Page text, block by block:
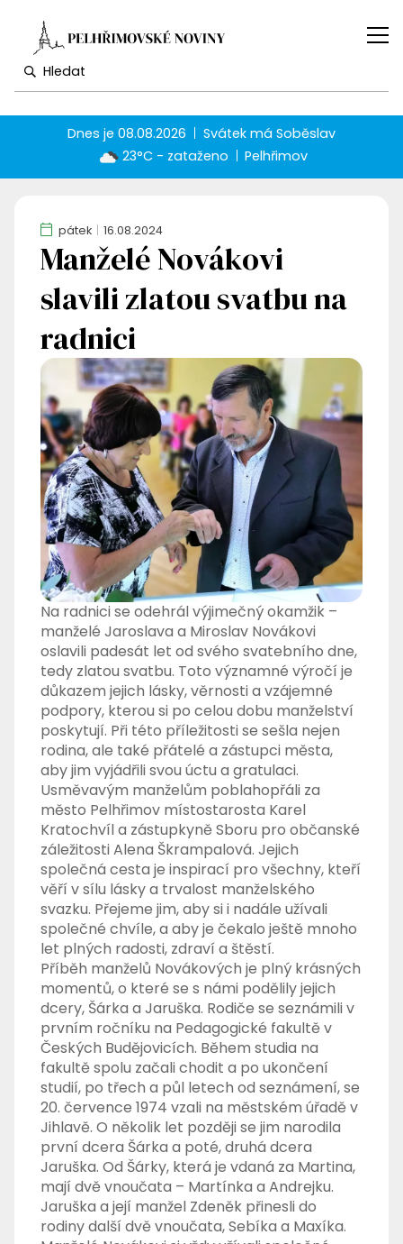
Dnes je08.08.2026 Svátek má Soběslav
23°C - zataženo
Pelhřimov
pátek 16.08.2024
Manželé Novákovi
slavili zlatou svatbu na
radnici
Na radnici se odehrál výjimečný okamžik –
manželé Jaroslava a Miroslav Novákovi
oslavili padesát let od svého svatebního dne,
tedy zlatou svatbu. Toto významné výročí je
důkazem jejich lásky, věrnosti a vzájemné
podpory, kterou si po celou dobu manželství
poskytují. Při této příležitosti se sešla nejen
rodina, ale také přátelé a zástupci města,
aby jim vyjádřili svou úctu a gratulaci.
Usměvavým manželům poblahopřáli za
město Pelhřimov místostarosta Karel
Kratochvíl a zástupkyně Sboru pro občanské
záležitosti Alena Škrampalová. Jejich
společná cesta je inspirací pro všechny, kteří
věří v sílu lásky a trvalost manželského
svazku. Přejeme jim, aby si i nadále užívali
společné chvíle, a aby je čekalo ještě mnoho
let plných radosti, zdraví a štěstí.
Příběh manželů Novákových je plný krásných
momentů, o které se s námi podělily jejich
dcery, Šárka a Jaruška. Rodiče se seznámili v
prvním ročníku na Pedagogické fakultě v
Českých Budějovicích. Během studia na
fakultě spolu začali chodit a po ukončení
studií, po třech a půl letech od seznámení, se
20. července 1974 vzali na městském úřadě v
Jihlavě. O několik let později se jim narodila
první dcera Šárka a poté, druhá dcera
Jaruška. Od Šárky, která je vdaná za Martina,
mají dvě vnoučata – Martínka a Andrejku.
Jaruška a její manžel Zdeněk přinesli do
rodiny další dvě vnoučata, Sebíka a Maxíka.